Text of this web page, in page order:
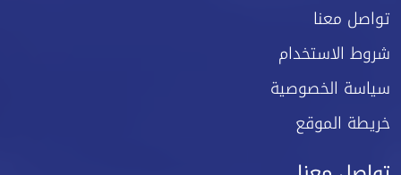
تواصل معنا
شروط الاستخدام
سياسة الخصوصية
خريطة الموقع